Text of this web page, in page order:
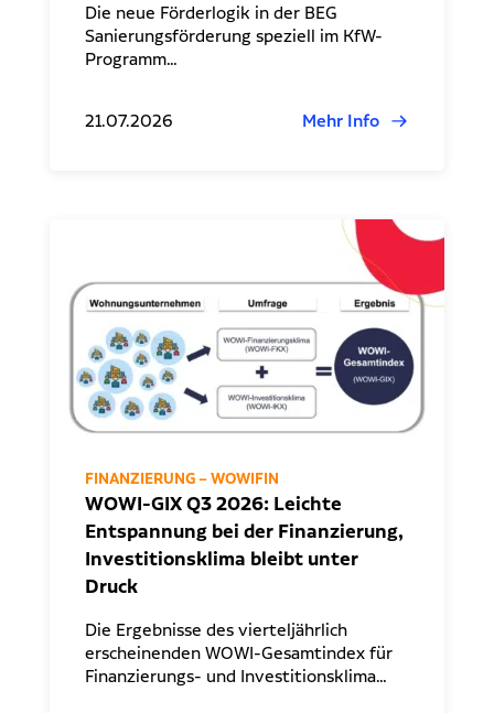
Die neue Förderlogik in der BEG
Sanierungsförderung speziell im KfW-
Programm…
21.07.2026 Mehr Info
FINANZIERUNG – WOWIFIN
WOWI-GIX Q3 2026: Leichte
Entspannung bei der Finanzierung,
Investitionsklima bleibt unter
Druck
Die Ergebnisse des vierteljährlich
erscheinenden WOWI-Gesamtindex für
Finanzierungs- und Investitionsklima…